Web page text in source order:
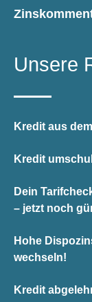
Unsere
Kredit aus
Kredit
Dein
– jetzt noch
Hohe
wechseln!
Kredit